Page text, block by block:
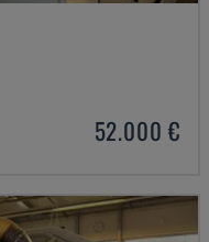
52.000 €